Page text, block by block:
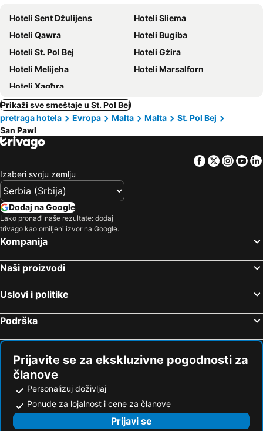
Hoteli Sent Džulijens
Hoteli Sliema
Hoteli Qawra
Hoteli Bugiba
Hoteli St. Pol Bej
Hoteli Gżira
Hoteli Melijeha
Hoteli Marsalforn
Hoteli Xagħra
Prikaži sve smeštaje u St. Pol Bej
pretraga hotela
Evropa Malta Malta
St. Pol Bej
San Pawl
Facebook
Twitter
Izaberi svoju zemlju
Dodaj na Google
Lako pronađi naše rezultate: dodaj
trivago kao omiljeni izvor na Google.
Kompanija
Naši proizvodi
Uslovi i politike
Podrška
Prijavite se za ekskluzivne pogodnosti za
članove
Personalizuj doživljaj
Ponude za lojalnost i cene za članove
Prijavi se